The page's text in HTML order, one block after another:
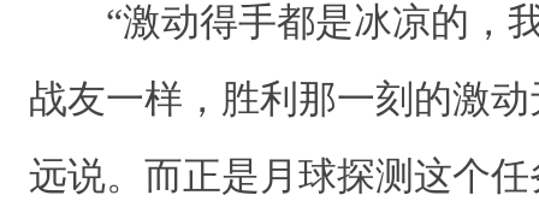
“激动得手都是冰凉的，
战友一样，胜利那一刻的激
远说。而正是月球探测这个